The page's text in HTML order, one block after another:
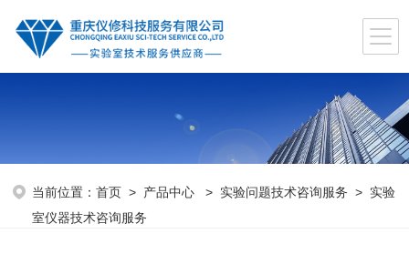
当前位置：首页 > 产品中心 > 实验问题技术咨询服务 > 实验
室仪器技术咨询服务